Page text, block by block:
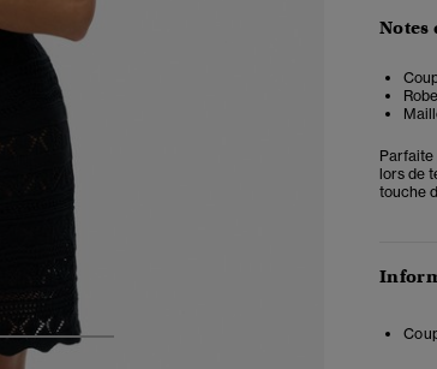
6
Notes
Parfaite
lors de
touche